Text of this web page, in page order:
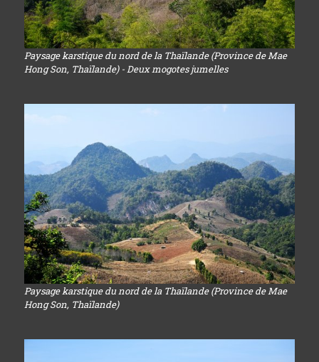
Paysage karstique du nord de la Thaïlande (Province de Mae
Hong Son, Thaïlande) - Deux mogotes jumelles
Paysage karstique du nord de la Thaïlande (Province de Mae
Hong Son, Thaïlande)